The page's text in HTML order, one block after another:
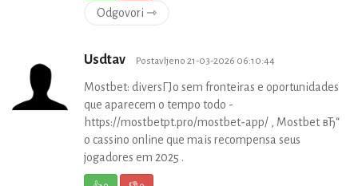
Odgovori ⇾
Usdtav Postavljeno 21-03-2026 06:10:44
Mostbet: diversГЈo sem fronteiras e oportunidades
que aparecem o tempo todo -
https://mostbetpt.pro/mostbet-app/ , Mostbet вЂ“
o cassino online que mais recompensa seus
jogadores em 2025 .